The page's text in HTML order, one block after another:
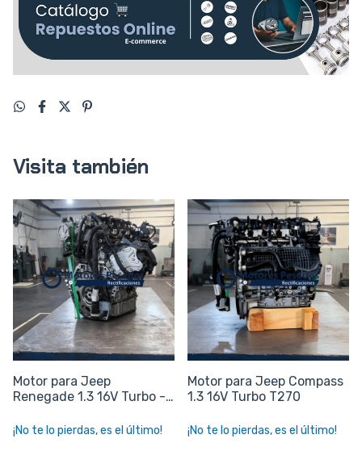
Visita también
Motor para Jeep
Renegade 1.3 16V Turbo -
¡No te lo pierdas, es el último!
Motor para Jeep Compass
1.3 16V Turbo T270
¡No te lo pierdas, es el último!